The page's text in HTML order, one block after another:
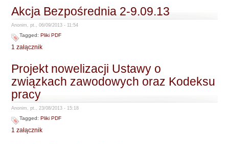
Akcja Bezpośrednia 2-9.09.13
Anonim, pt., 06/09/2013 - 11:54
Tagged:Pliki PDF
1 załącznik
Projekt nowelizacji Ustawy o
związkach zawodowych oraz Kodeksu
pracy
Anonim, pt., 23/08/2013 - 15:18
Tagged:Pliki PDF
1 załącznik